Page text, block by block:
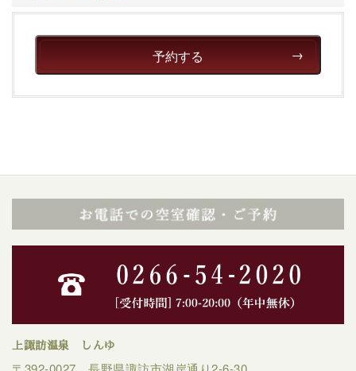
予約する
上諏訪温泉 しんゆ